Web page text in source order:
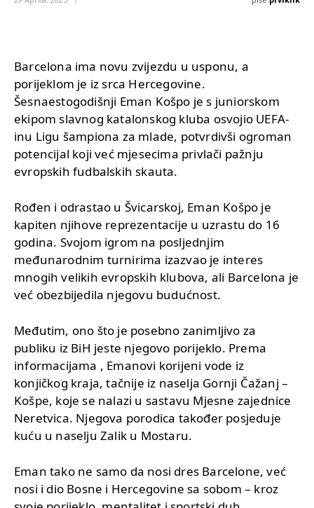
Barcelona ima novu zvijezdu u usponu, a
porijeklom je iz srca Hercegovine.
Šesnaestogodišnji Eman Košpo je s juniorskom
ekipom slavnog katalonskog kluba osvojio UEFA-
inu Ligu šampiona za mlade, potvrdivši ogroman
potencijal koji već mjesecima privlači pažnju
evropskih fudbalskih skauta.
Rođen i odrastao u Švicarskoj, Eman Košpo je
kapiten njihove reprezentacije u uzrastu do 16
godina. Svojom igrom na posljednjim
međunarodnim turnirima izazvao je interes
mnogih velikih evropskih klubova, ali Barcelona je
već obezbijedila njegovu budućnost.
Međutim, ono što je posebno zanimljivo za
publiku iz BiH jeste njegovo porijeklo. Prema
informacijama , Emanovi korijeni vode iz
konjičkog kraja, tačnije iz naselja Gornji Čažanj –
Košpe, koje se nalazi u sastavu Mjesne zajednice
Neretvica. Njegova porodica također posjeduje
kuću u naselju Zalik u Mostaru.
Eman tako ne samo da nosi dres Barcelone, već
nosi i dio Bosne i Hercegovine sa sobom – kroz